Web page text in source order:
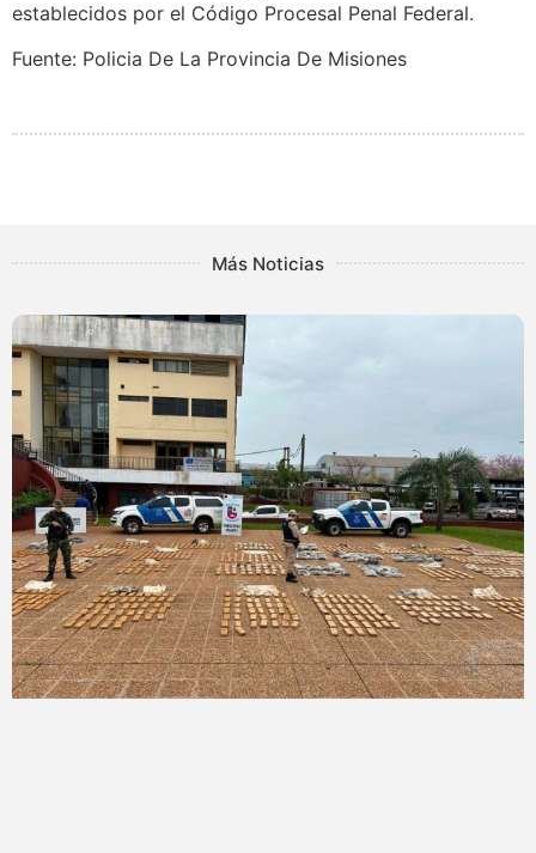
establecidos por el Código Procesal Penal Federal.
Fuente: Policia De La Provincia De Misiones
Más Noticias